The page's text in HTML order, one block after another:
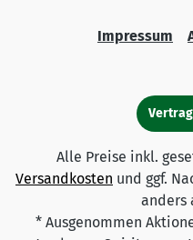
Impressum
Alle Preise inkl.
Versandkosten und ggf.
anders
* Ausgenommen